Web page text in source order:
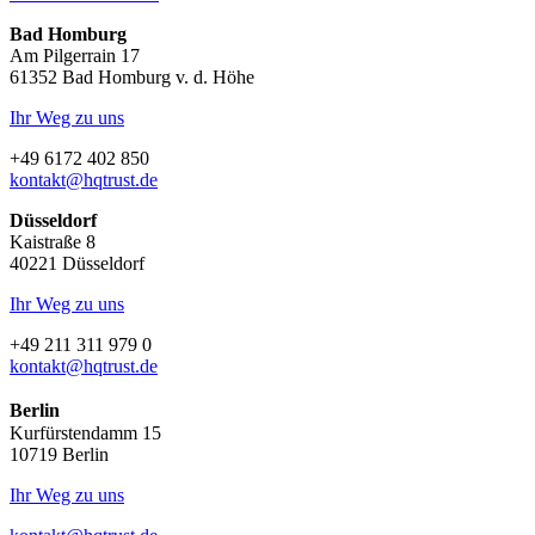
Bad Homburg
Am Pilgerrain 17
61352 Bad Homburg v. d. Höhe
Ihr Weg zu uns
+49 6172 402 850
kontakt@hqtrust.de
Düsseldorf
Kaistraße 8
40221 Düsseldorf
Ihr Weg zu uns
+49 211 311 979 0
kontakt@hqtrust.de
Berlin
Kurfürstendamm 15
10719 Berlin
Ihr Weg zu uns